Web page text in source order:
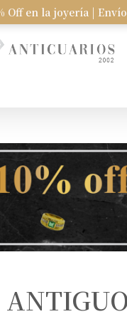
Off en la joyería |